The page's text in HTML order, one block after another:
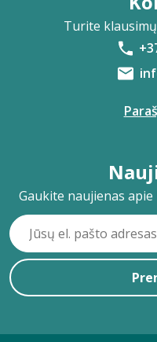
Turite
Gaukite naujienas